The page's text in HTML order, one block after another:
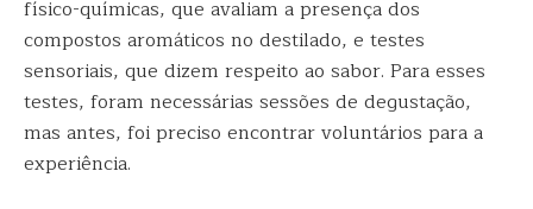
físico-químicas, que avaliam a presença dos
compostos aromáticos no destilado, e testes
sensoriais, que dizem respeito ao sabor. Para esses
testes, foram necessárias sessões de degustação,
mas antes, foi preciso encontrar voluntários para a
experiência.